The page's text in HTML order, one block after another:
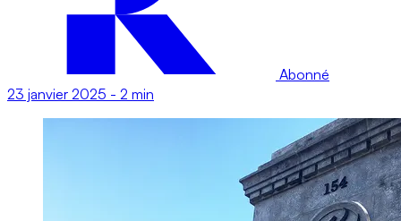
Abonné
23 janvier 2025 - 2 min